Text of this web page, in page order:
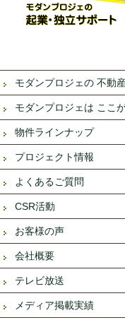
モダンプロジェの 不動
モダンプロジェは ここ
物件ラインナップ
プロジェクト情報
よくあるご質問
CSR活動
お客様の声
会社概要
テレビ放送
メディア掲載実績